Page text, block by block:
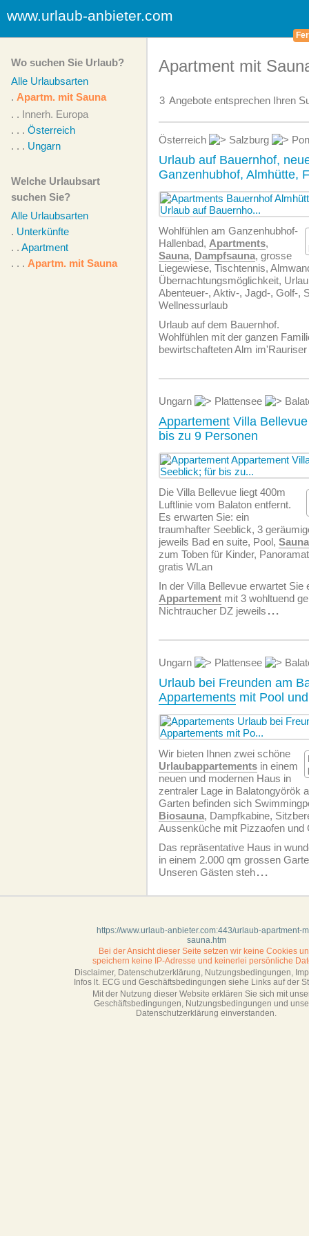
www.urlaub-anbieter.com
Wo suchen Sie Urlaub?
Alle Urlaubsarten
. Apartm. mit Sauna
. . Innerh. Europa
. . . Österreich
. . . Ungarn
Welche Urlaubsart
suchen Sie?
Alle Urlaubsarten
. Unterkünfte
. . Apartment
. . . Apartm. mit Sauna
Apartment mit
3 Angebote entsprechen Ihren
Österreich Salzburg
Urlaub auf Bauernhof,
Ganzenhubhof, Almhütte,
Wohlfühlen am Ganzenhubhof-
Hallenbad, Apartments,
Sauna, Dampfsauna, grosse
Liegewiese, Tischtennis,
Übernachtungsmöglichkeit,
Abenteuer-, Aktiv-, Jagd-, Golf-,
Wellnessurlaub
Urlaub auf dem Bauernhof.
Wohlfühlen mit der ganzen
bewirtschafteten Alm im'Rauriser
Ungarn Plattensee
Appartement Villa
bis zu 9 Personen
Die Villa Bellevue liegt 400m
Luftlinie vom Balaton entfernt.
Es erwarten Sie: ein
traumhafter Seeblick, 3
jeweils Bad en suite, Pool, Sauna
zum Toben für Kinder,
gratis WLan
In der Villa Bellevue erwartet Sie
Appartement mit 3 wohltuend
Nichtraucher DZ jeweils ...
Ungarn Plattensee
Urlaub bei Freunden am
Appartements mit Pool
Wir bieten Ihnen zwei schöne
Urlaubappartements in einem
neuen und modernen Haus in
zentraler Lage in Balatongyörök
Garten befinden sich
Biosauna, Dampfkabine,
Aussenküche mit Pizzaofen und
Das repräsentative Haus in
in einem 2.000 qm grossen
Unseren Gästen steh...
https://www.urlaub-anbieter.com:443/urlaub-apartment-
sauna.htm
Bei der Ansicht dieser Seite setzen wir keine Cookies
speichern keine IP-Adresse und keinerlei persönliche
Disclaimer, Datenschutzerklärung, Nutzungsbedingungen,
Infos lt. ECG und Geschäftsbedingungen siehe Links auf der
Mit der Nutzung dieser Website erklären Sie sich mit
Geschäftsbedin­gungen, Nutzungsbedingungen und
Datenschutzerklärung einverstanden.